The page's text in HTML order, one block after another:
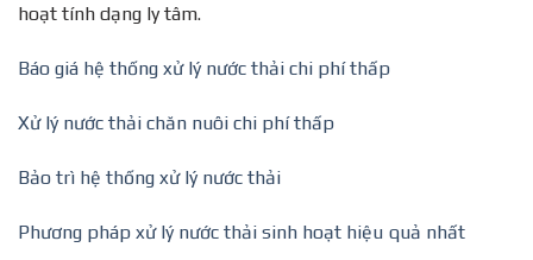
hoạt tính dạng ly tâm.
Báo giá hệ thống xử lý nước thải chi phí thấp
Xử lý nước thải chăn nuôi chi phí thấp
Bảo trì hệ thống xử lý nước thải
Phương pháp xử lý nước thải sinh hoạt hiệu quả nhất